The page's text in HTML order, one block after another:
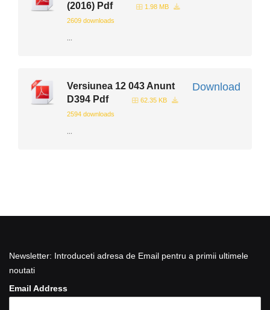
(2016) Pdf
1.98 MB
2609 downloads
...
Download
Versiunea 12 043 Anunt
D394 Pdf
62.35 KB
2594 downloads
...
Newsletter: Introduceti adresa de Email pentru a primii ultimele
noutati
Email Address